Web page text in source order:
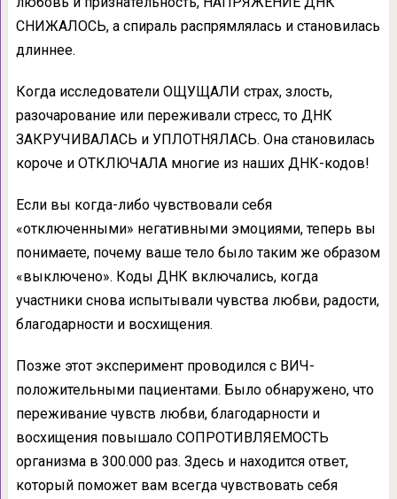
СНИЖАЛОСЬ, а спираль распрямлялась и становилась
длиннее.
Когда исследователи ОЩУЩАЛИ страх, злость,
разочарование или переживали стресс, то ДНК
ЗАКРУЧИВАЛАСЬ и УПЛОТНЯЛАСЬ. Она становилась
короче и ОТКЛЮЧАЛА многие из наших ДНК-кодов!
Если вы когда-либо чувствовали себя
«отключенными» негативными эмоциями, теперь вы
понимаете, почему ваше тело было таким же образом
«выключено». Коды ДНК включались, когда
участники снова испытывали чувства любви, радости,
благодарности и восхищения.
Позже этот эксперимент проводился с ВИЧ-
положительными пациентами. Было обнаружено, что
переживание чувств любви, благодарности и
восхищения повышало СОПРОТИВЛЯЕМОСТЬ
организма в 300.000 раз. Здесь и находится ответ,
который поможет вам всегда чувствовать себя